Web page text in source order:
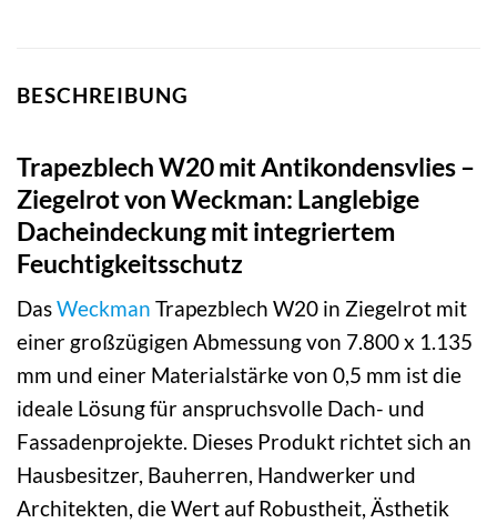
BESCHREIBUNG
Trapezblech W20 mit Antikondensvlies –
Ziegelrot von Weckman: Langlebige
Dacheindeckung mit integriertem
Feuchtigkeitsschutz
DasWeckman Trapezblech W20 in Ziegelrot mit
einer großzügigen Abmessung von 7.800 x 1.135
mm und einer Materialstärke von 0,5 mm ist die
ideale Lösung für anspruchsvolle Dach- und
Fassadenprojekte. Dieses Produkt richtet sich an
Hausbesitzer, Bauherren, Handwerker und
Architekten, die Wert auf Robustheit, Ästhetik